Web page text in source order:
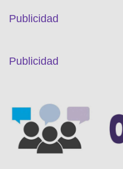
Publicidad
Publicidad